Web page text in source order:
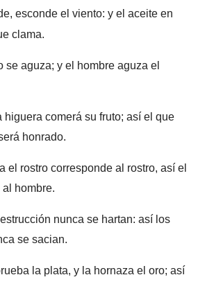
esconde el viento: y el aceite en
clama.
se aguza; y el hombre aguza el
higuera comerá su fruto; así el que
honrado.
el rostro corresponde al rostro, así el
hombre.
nunca se hartan: así los
se sacian.
la plata, y la hornaza el oro; así